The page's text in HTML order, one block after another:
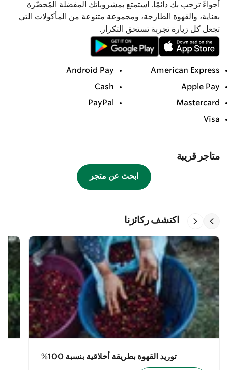
أجواءً ترحب بك دائمًا. استمتع بمشروباتك المفضلة المُحضّرة
بعناية، والقهوة الطازجة، ومجموعة متنوعة من المأكولات التي
تجعل كل زيارة تجربة تستحق التكرار.
American Express
Android Pay
Apple Pay
Cash
Mastercard
PayPal
Visa
متاجر قريبة
ابحث عن متجر
اكتشف ركائزنا
توريد القهوة بطريقة أخلاقية بنسبة 100%